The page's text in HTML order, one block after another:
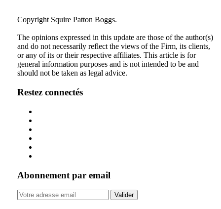
Tweet
this
post
Like
this
post
Email
this
post
Share
this
post
on
LinkedIn
Copyright Squire Patton Boggs.
The opinions expressed in this update are those of the author(s)
and do not necessarily reflect the views of the Firm, its clients,
or any of its or their respective affiliates. This article is for
general information purposes and is not intended to be and
should not be taken as legal advice.
Restez connectés
Abonnement par email
Your
website